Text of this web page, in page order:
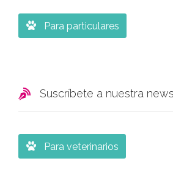
 Para particulares
 Suscríbete a nuestra
 Para veterinarios